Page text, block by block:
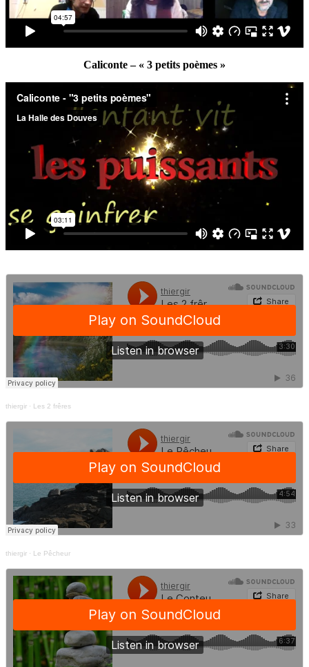
Caliconte – « 3 petits poèmes »
thiergir · Les 2 frêres
thiergir · Le Pêcheur